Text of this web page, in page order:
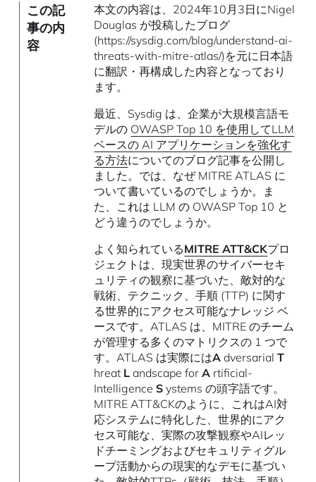
この記
事の内
容
本文の内容は、2024年10月3日にNigel
Douglas が投稿したブログ
(https://sysdig.com/blog/understand-ai-
threats-with-mitre-atlas/)を元に日本語
に翻訳・再構成した内容となっており
ます。
最近、Sysdig は、企業が大規模言語モ
デルの OWASP Top 10 を使用してLLM
ベースの AI アプリケーションを強化す
る方法についてのブログ記事を公開し
ました。では、なぜ MITRE ATLAS に
ついて書いているのでしょうか。ま
た、これは LLM の OWASP Top 10 と
どう違うのでしょうか。
よく知られているMITRE ATT&CKプロ
ジェクトは、現実世界のサイバーセキ
ュリティの観察に基づいた、敵対的な
戦術、テクニック、手順 (TTP) に関す
る世界的にアクセス可能なナレッジ ベ
ースです。ATLAS は、MITRE のチーム
が管理する多くのマトリクスの 1 つで
す。ATLAS は実際にはA dversarialT
hreat L andscape forA rtificial-
IntelligenceS ystems の頭字語です。
MITRE ATT&CKのように、これはAI対
応システムに特化した、世界的にアク
セス可能な、実際の攻撃観察やAIレッ
ドチーミングおよびセキュリティグル
ープ活動からの現実的なデモに基づい